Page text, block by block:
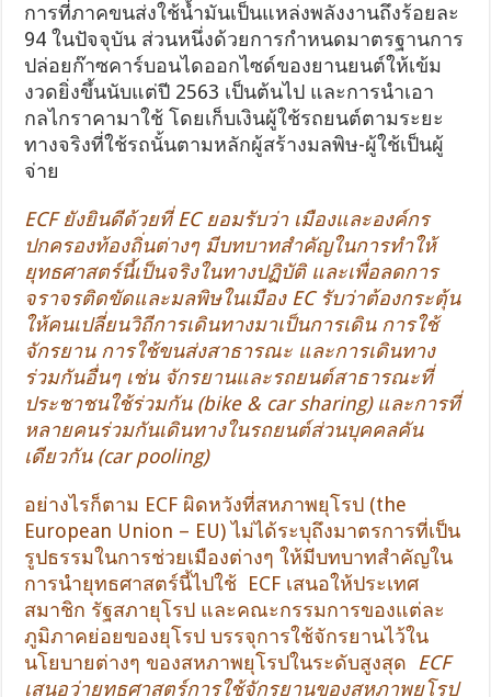
การที่ภาคขนส่งใช้น้ำมันเป็นแหล่งพลังงานถึงร้อยละ
94 ในปัจจุบัน ส่วนหนึ่งด้วยการกำหนดมาตรฐานการ
ปล่อยก๊าซคาร์บอนไดออกไซด์ของยานยนต์ให้เข้ม
งวดยิ่งขึ้นนับแต่ปี 2563 เป็นต้นไป และการนำเอา
กลไกราคามาใช้ โดยเก็บเงินผู้ใช้รถยนต์ตามระยะ
ทางจริงที่ใช้รถนั้นตามหลักผู้สร้างมลพิษ-ผู้ใช้เป็นผู้
จ่าย
ECF ยังยินดีด้วยที่ EC ยอมรับว่า เมืองและองค์กร
ปกครองท้องถิ่นต่างๆ มีบทบาทสำคัญในการทำให้
ยุทธศาสตร์นี้เป็นจริงในทางปฏิบัติ และเพื่อลดการ
จราจรติดขัดและมลพิษในเมือง EC รับว่าต้องกระตุ้น
ให้คนเปลี่ยนวิถีการเดินทางมาเป็นการเดิน การใช้
จักรยาน การใช้ขนส่งสาธารณะ และการเดินทาง
ร่วมกันอื่นๆ เช่น จักรยานและรถยนต์สาธารณะที่
ประชาชนใช้ร่วมกัน (bike & car sharing) และการที่
หลายคนร่วมกันเดินทางในรถยนต์ส่วนบุคคลคัน
เดียวกัน (car pooling)
อย่างไรก็ตาม ECF ผิดหวังที่สหภาพยุโรป (the
European Union – EU) ไม่ได้ระบุถึงมาตรการที่เป็น
รูปธรรมในการช่วยเมืองต่างๆ ให้มีบทบาทสำคัญใน
การนำยุทธศาสตร์นี้ไปใช้ ECF เสนอให้ประเทศ
สมาชิก รัฐสภายุโรป และคณะกรรมการของแต่ละ
ภูมิภาคย่อยของยุโรป บรรจุการใช้จักรยานไว้ใน
นโยบายต่างๆ ของสหภาพยุโรปในระดับสูงสุด ECF
เสนอว่ายุทธศาสตร์การใช้จักรยานของสหภาพยุโรป